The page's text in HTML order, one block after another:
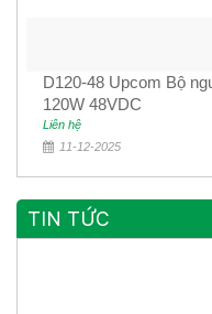
D120-48 Upcom Bộ
120W 48VDC
Liên hệ
11-12-2025
TIN TỨC